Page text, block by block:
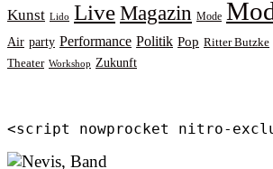
Kunst Lido LiveMagazin Mode
Air party Performance Politik Pop Ritter Butzke
Theater Workshop Zukunft
<script nowprocket nitro-exclude